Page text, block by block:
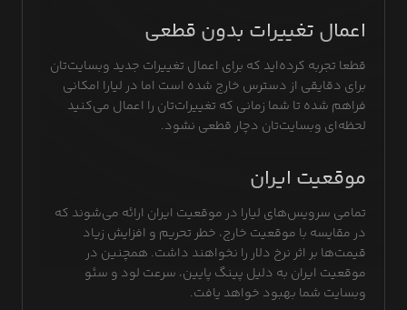
اعمال تغییرات بدون قطعی
قطعا تجربه کرده‌اید که برای اعمال تغییرات جدید وبسایت‌تان
برای دقایقی از دسترس خارج شده است اما در لیارا امکانی
فراهم شده تا شما زمانی که تغییرات‌تان را اعمال می‌کنید
لحظه‌ای وبسایت‌تان دچار قطعی نشود.
موقعیت ایران
تمامی سرویس‌های لیارا در موقعیت ایران ارائه می‌شوند که
در مقایسه با موقعیت خارج، خطر تحریم و افزایش زیاد
قیمت‌ها بر اثر نرخ دلار را نخواهند داشت. همچنین در
موقعیت ایران به دلیل پینگ پایین، سرعت لود و سئو
وبسایت شما بهبود خواهد یافت.